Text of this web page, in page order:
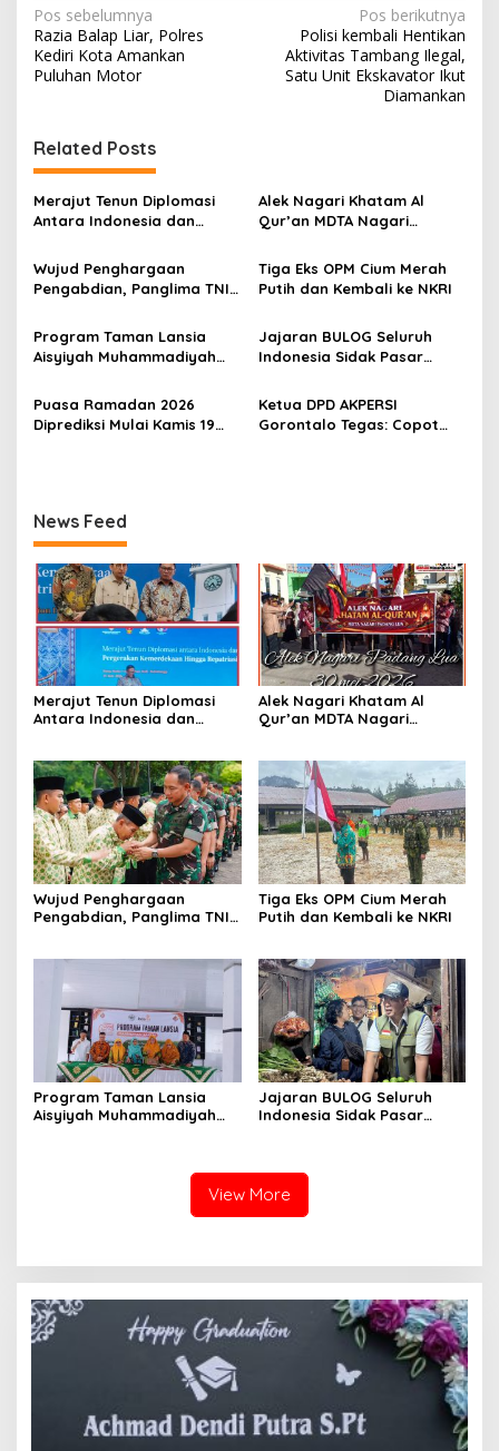
N
a
v
g
a
s
i
p
o
s
Pos sebelumnya
Razia Balap Liar, Polres
Kediri Kota Amankan
Puluhan Motor
Pos berikutnya
Polisi kembali Hentikan
Aktivitas Tambang Ilegal,
Satu Unit Ekskavator Ikut
Diamankan
Related Posts
Merajut Tenun Diplomasi
Antara Indonesia dan
Alek Nagari Khatam Al
Qur’an MDTA Nagari
Wujud Penghargaan
Pengabdian, Panglima TNI
Ratusan Prajurit dan ASN
TNI
Tiga Eks OPM Cium Merah
Putih dan Kembali ke NKRI
Program Taman Lansia
Aisyiyah Muhammadiyah
Pesantren Lansia
Jajaran BULOG Seluruh
Indonesia Sidak Pasar
Harga Beras dan Minyakita
Stabil Selama Ramadhan
dan Lebaran 2026
Puasa Ramadan 2026
Diprediksi Mulai Kamis 19
Ketua DPD AKPERSI
Gorontalo Tegas: Copot
News Feed
Merajut Tenun Diplomasi
Antara Indonesia dan
Alek Nagari Khatam Al
Qur’an MDTA Nagari
Wujud Penghargaan
Pengabdian, Panglima TNI
Tiga Eks OPM Cium Merah
Putih dan Kembali ke NKRI
Program Taman Lansia
Aisyiyah Muhammadiyah
Jajaran BULOG Seluruh
Indonesia Sidak Pasar
dan Lebaran 2026
View More